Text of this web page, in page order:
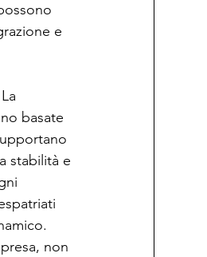
e
basate
stabilità e
non